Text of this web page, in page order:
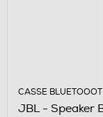
CASSE
JBL - Speaker